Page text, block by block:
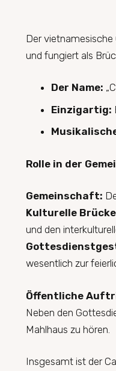
Der vietnamesische
und fungiert als
Der Name:
Einzigartig:
Rolle in der
Gemeinschaft:
Kulturelle
und den
wesentlich zur
Öffentliche
Neben den
Mahlhaus zu hören.
Insgesamt ist der